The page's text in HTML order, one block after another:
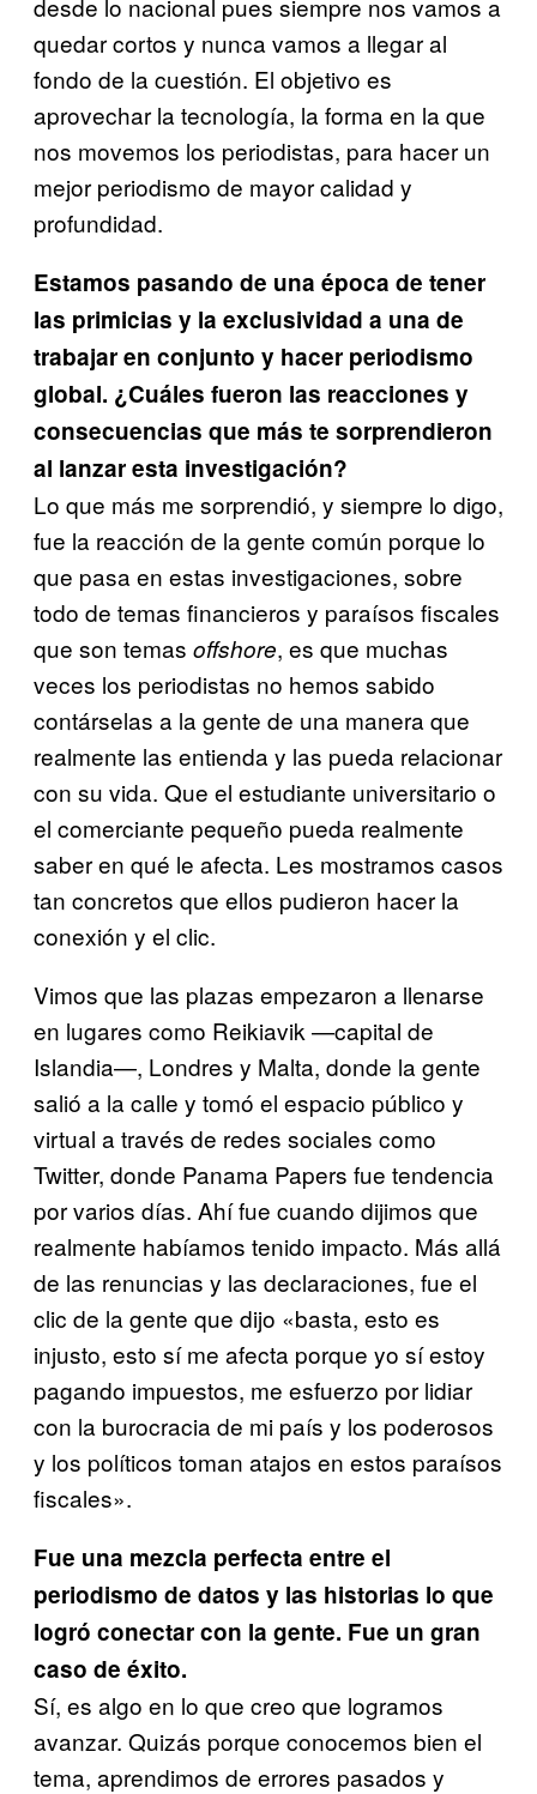
quedar cortos y nunca vamos a llegar al
fondo de la cuestión. El objetivo es
aprovechar la tecnología, la forma en la que
nos movemos los periodistas, para hacer un
mejor periodismo de mayor calidad y
profundidad.
Estamos pasando de una época de tener
las primicias y la exclusividad a una de
trabajar en conjunto y hacer periodismo
global. ¿Cuáles fueron las reacciones y
consecuencias que más te sorprendieron
al lanzar esta investigación?
Lo que más me sorprendió, y siempre lo digo,
fue la reacción de la gente común porque lo
que pasa en estas investigaciones, sobre
todo de temas financieros y paraísos fiscales
que son temas offshore, es que muchas
veces los periodistas no hemos sabido
contárselas a la gente de una manera que
realmente las entienda y las pueda relacionar
con su vida. Que el estudiante universitario o
el comerciante pequeño pueda realmente
saber en qué le afecta. Les mostramos casos
tan concretos que ellos pudieron hacer la
conexión y el clic.
Vimos que las plazas empezaron a llenarse
en lugares como Reikiavik —capital de
Islandia—, Londres y Malta, donde la gente
salió a la calle y tomó el espacio público y
virtual a través de redes sociales como
Twitter, donde Panama Papers fue tendencia
por varios días. Ahí fue cuando dijimos que
realmente habíamos tenido impacto. Más allá
de las renuncias y las declaraciones, fue el
clic de la gente que dijo «basta, esto es
injusto, esto sí me afecta porque yo sí estoy
pagando impuestos, me esfuerzo por lidiar
con la burocracia de mi país y los poderosos
y los políticos toman atajos en estos paraísos
fiscales».
Fue una mezcla perfecta entre el
periodismo de datos y las historias lo que
logró conectar con la gente. Fue un gran
caso de éxito.
Sí, es algo en lo que creo que logramos
avanzar. Quizás porque conocemos bien el
tema, aprendimos de errores pasados y